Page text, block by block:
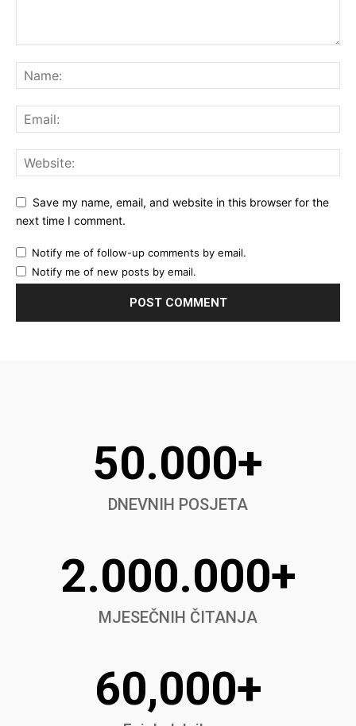
Save my name, email, and website in this browser for the
next time I comment.
Notify me of follow-up comments by email.
Notify me of new posts by email.
50.000+
DNEVNIH POSJETA
2.000.000+
MJESEČNIH ČITANJA
60,000+